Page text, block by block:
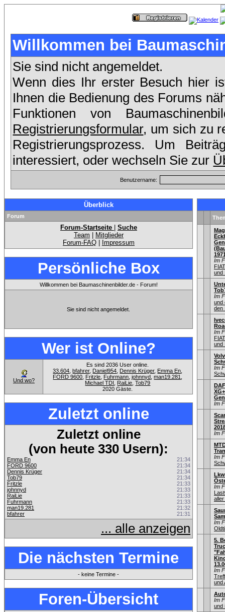
Willkommen bei
Sie sind nicht angemeldet.
Wenn dies Ihr erster Besuch hier
Ihnen die Bedienung des Forums
Funktionen von
Registrierungsformular, um sich zu
Registrierungsprozess. Um
interessiert, oder wechseln Sie zur
Benutzername:
Überblick
Forum
Forum-Startseite
Suche
Team
Mitglieder
Forum-FAQ
Impressum
Persönliche Box
Willkommen bei Baumaschinenbilder.de - Forum!
Sie sind nicht angemeldet.
Wer ist Online?
Und wo?
Es sind 2036 User online.
33.604 ,bfahrer, Daniel954 Dennis Krüger, Emma En
FORD 9600 Fritzle Fuhrmann ,johnnyd ,man19.281
Michael TDI
RaiLie ,Tob79
2020 Gäste.
Zuletzt online
Zuletzt online
(von heute 330 Usern):
Emma En
21:34
FORD 9600
21:34
Dennis Krüger
21:34
Tob79
21:34
Fritzle
21:33
johnnyd
21:33
RaiLie
21:33
Fuhrmann
21:33
man19.281
21:32
bfahrer
21:31
... alle anzeigen
Die nächsten Termine
- keine Termine -
Foren-Übersicht
Im
und
Im
und
den
Im
und
Im
Im
Im
Im
Im
aller
Im
5.
Im
und
Im
und